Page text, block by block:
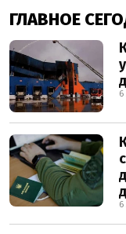
ГЛАВНОЕ
6
6